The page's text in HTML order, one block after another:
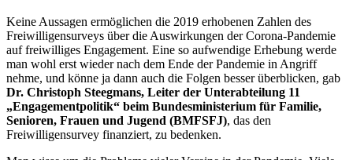
Keine Aussagen ermöglichen die 2019 erhobenen Zahlen des
Freiwilligensurveys über die Auswirkungen der Corona-Pandemie
auf freiwilliges Engagement. Eine so aufwendige Erhebung werde
man wohl erst wieder nach dem Ende der Pandemie in Angriff
nehme, und könne ja dann auch die Folgen besser überblicken, gab
Dr. Christoph Steegmans, Leiter der Unterabteilung 11
„Engagementpolitik“ beim Bundesministerium für Familie,
Senioren, Frauen und Jugend (BMFSFJ), das den
Freiwilligensurvey finanziert, zu bedenken.